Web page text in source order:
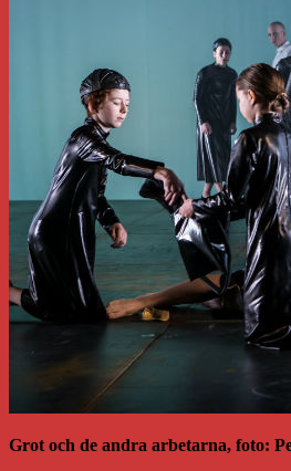
Grot och de andra arbetarna, foto: